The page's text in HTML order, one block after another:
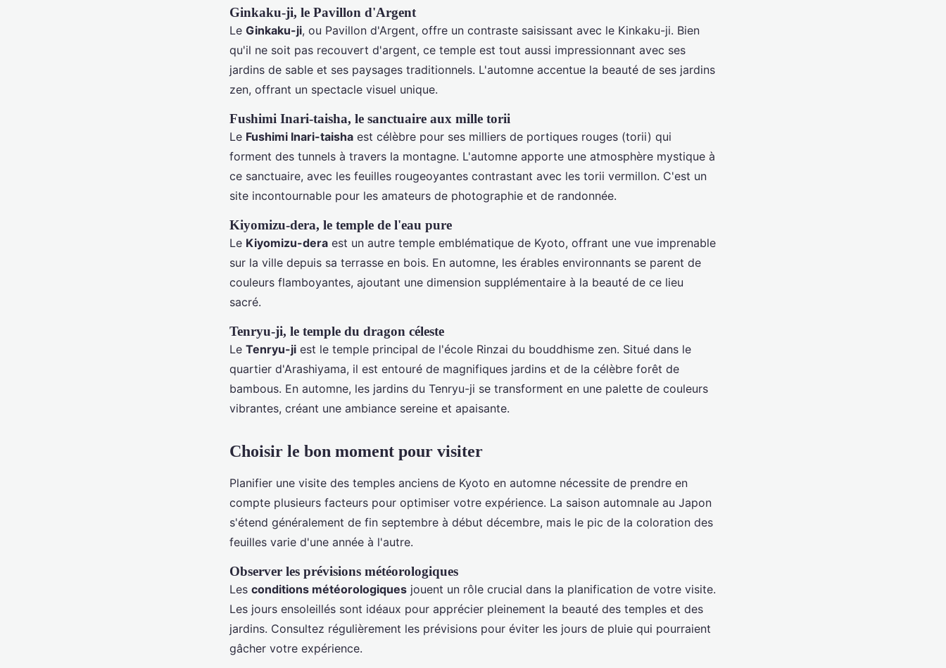
Ginkaku-ji, le Pavillon d'Argent
Le Ginkaku-ji, ou Pavillon d'Argent, offre un contraste saisissant avec le Kinkaku-ji. Bien
qu'il ne soit pas recouvert d'argent, ce temple est tout aussi impressionnant avec ses
jardins de sable et ses paysages traditionnels. L'automne accentue la beauté de ses jardins
zen, offrant un spectacle visuel unique.
Fushimi Inari-taisha, le sanctuaire aux mille torii
Le Fushimi Inari-taisha est célèbre pour ses milliers de portiques rouges (torii) qui
forment des tunnels à travers la montagne. L'automne apporte une atmosphère mystique à
ce sanctuaire, avec les feuilles rougeoyantes contrastant avec les torii vermillon. C'est un
site incontournable pour les amateurs de photographie et de randonnée.
Kiyomizu-dera, le temple de l'eau pure
Le Kiyomizu-dera est un autre temple emblématique de Kyoto, offrant une vue imprenable
sur la ville depuis sa terrasse en bois. En automne, les érables environnants se parent de
couleurs flamboyantes, ajoutant une dimension supplémentaire à la beauté de ce lieu
sacré.
Tenryu-ji, le temple du dragon céleste
Le Tenryu-ji est le temple principal de l'école Rinzai du bouddhisme zen. Situé dans le
quartier d'Arashiyama, il est entouré de magnifiques jardins et de la célèbre forêt de
bambous. En automne, les jardins du Tenryu-ji se transforment en une palette de couleurs
vibrantes, créant une ambiance sereine et apaisante.
Choisir le bon moment pour visiter
Planifier une visite des temples anciens de Kyoto en automne nécessite de prendre en
compte plusieurs facteurs pour optimiser votre expérience. La saison automnale au Japon
s'étend généralement de fin septembre à début décembre, mais le pic de la coloration des
feuilles varie d'une année à l'autre.
Observer les prévisions météorologiques
Les conditions météorologiques jouent un rôle crucial dans la planification de votre visite.
Les jours ensoleillés sont idéaux pour apprécier pleinement la beauté des temples et des
jardins. Consultez régulièrement les prévisions pour éviter les jours de pluie qui pourraient
gâcher votre expérience.